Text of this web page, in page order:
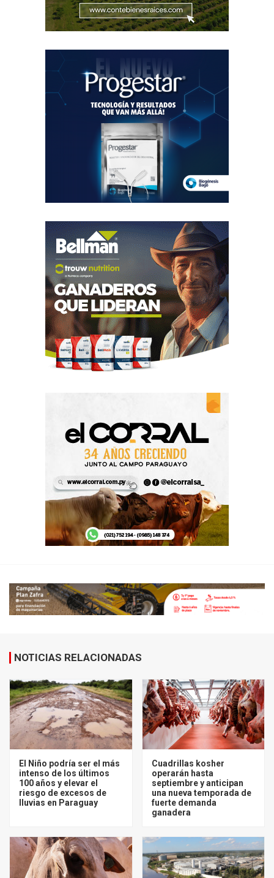
NOTICIAS RELACIONADAS
El Niño podría ser el más
intenso de los últimos
100 años y elevar el
riesgo de excesos de
lluvias en Paraguay
Cuadrillas kosher
operarán hasta
septiembre y anticipan
una nueva temporada de
fuerte demanda
ganadera